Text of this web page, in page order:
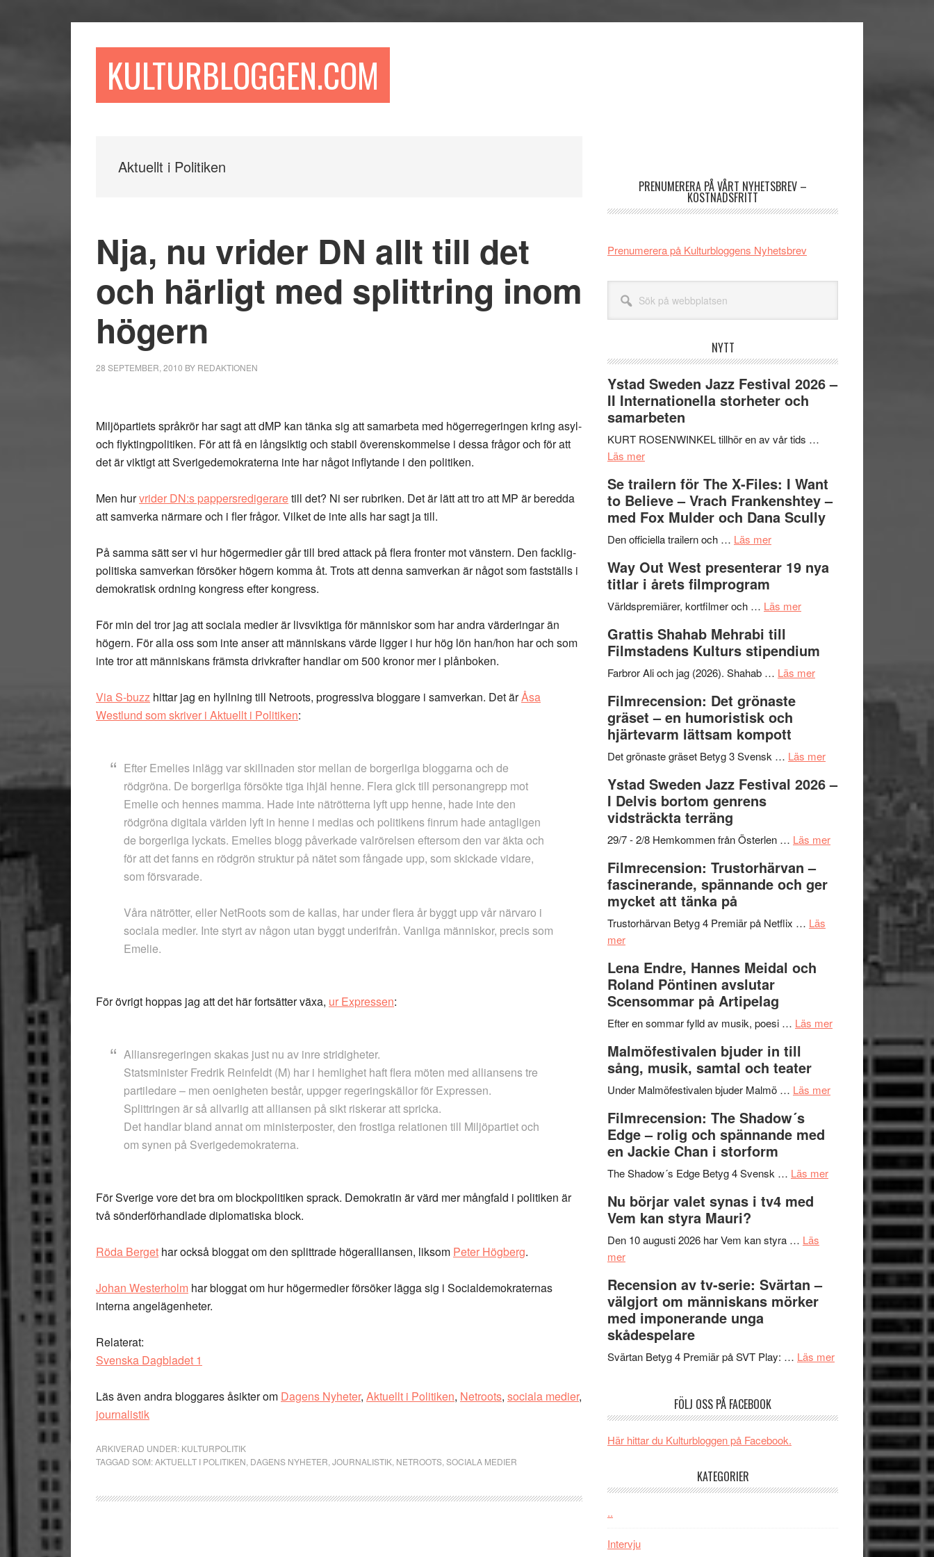
KULTURBLOGGEN.COM
Aktuellt i Politiken
Nja, nu vrider DN allt till det
och härligt med splittring inom
högern
28 SEPTEMBER, 2010 BY REDAKTIONEN
Miljöpartiets språkrör har sagt att dMP kan tänka sig att samarbeta med högerregeringen kring asyl-
och flyktingpolitiken. För att få en långsiktig och stabil överenskommelse i dessa frågor och för att
det är viktigt att Sverigedemokraterna inte har något inflytande i den politiken.
Men hurvrider DN:s pappersredigeraretill det? Ni ser rubriken. Det är lätt att tro att MP är beredda
att samverka närmare och i fler frågor. Vilket de inte alls har sagt ja till.
På samma sätt ser vi hur högermedier går till bred attack på flera fronter mot vänstern. Den facklig-
politiska samverkan försöker högern komma åt. Trots att denna samverkan är något som fastställs i
demokratisk ordning kongress efter kongress.
För min del tror jag att sociala medier är livsviktiga för människor som har andra värderingar än
högern. För alla oss som inte anser att människans värde ligger i hur hög lön han/hon har och som
inte tror att människans främsta drivkrafter handlar om 500 kronor mer i plånboken.
Via S-buzz hittar jag en hyllning till Netroots, progressiva bloggare i samverkan. Det ärÅsa
Westlund som skriver i Aktuellt i Politiken:
Efter Emelies inlägg var skillnaden stor mellan de borgerliga bloggarna och de
rödgröna. De borgerliga försökte tiga ihjäl henne. Flera gick till personangrepp mot
Emelie och hennes mamma. Hade inte nätrötterna lyft upp henne, hade inte den
rödgröna digitala världen lyft in henne i medias och politikens finrum hade antagligen
de borgerliga lyckats. Emelies blogg påverkade valrörelsen eftersom den var äkta och
för att det fanns en rödgrön struktur på nätet som fångade upp, som skickade vidare,
som försvarade.
Våra nätrötter, eller NetRoots som de kallas, har under flera år byggt upp vår närvaro i
sociala medier. Inte styrt av någon utan byggt underifrån. Vanliga människor, precis som
Emelie.
För övrigt hoppas jag att det här fortsätter växa, ur Expressen:
Alliansregeringen skakas just nu av inre stridigheter.
Statsminister Fredrik Reinfeldt (M) har i hemlighet haft flera möten med alliansens tre
partiledare – men oenigheten består, uppger regeringskällor för Expressen.
Splittringen är så allvarlig att alliansen på sikt riskerar att spricka.
Det handlar bland annat om ministerposter, den frostiga relationen till Miljöpartiet och
om synen på Sverigedemokraterna.
För Sverige vore det bra om blockpolitiken sprack. Demokratin är värd mer mångfald i politiken är
två sönderförhandlade diplomatiska block.
Röda Berget har också bloggat om den splittrade högeralliansen, liksom Peter Högberg.
Johan Westerholm har bloggat om hur högermedier försöker lägga sig i Socialdemokraternas
interna angelägenheter.
Relaterat:
Svenska Dagbladet 1
Läs även andra bloggares åsikter om Dagens Nyheter, Aktuellt i Politiken, Netroots, sociala medier,
journalistik
ARKIVERAD UNDER: KULTURPOLITIK
TAGGAD SOM:AKTUELLT I POLITIKEN DAGENS NYHETER JOURNALISTIK NETROOTS SOCIALA MEDIER
PRENUMERERA PÅ VÅRT NYHETSBREV –
KOSTNADSFRITT
Prenumerera på Kulturbloggens Nyhetsbrev
webbplatsen
NYTT
Ystad Sweden Jazz Festival 2026 –
II Internationella storheter och
samarbeten
KURT ROSENWINKEL tillhör en av vår tids …
Läs merom
Sweden
Jazz
Festival
2026
II
Internationella
storheter
samarbeten
Se trailern för The X-Files: I Want
to Believe – Vrach Frankenshtey –
med Fox Mulder och Dana Scully
Den officiella trailern och … Läs merom
trailern
The
Files:
I
Want
Believe
–
Vrach
Frankenshtey
med
och
Scully
Way Out West presenterar 19 nya
titlar i årets filmprogram
Världspremiärer, kortfilmer och … Läs merom
West
presenterar
årets
Grattis Shahab Mehrabi till
Filmstadens Kulturs stipendium
Farbror Ali och jag (2026). Shahab … Läs merom
Filmstadens
stipendium
Filmrecension: Det grönaste
gräset – en humoristisk och
hjärtevarm lättsam kompott
Det grönaste gräset Betyg 3 Svensk … Läs merom
Det
–
och
Ystad Sweden Jazz Festival 2026 –
I Delvis bortom genrens
vidsträckta terräng
29/7 - 2/8 Hemkommen från Österlen … Läs merom
vidsträckta
Filmrecension: Trustorhärvan –
fascinerande, spännande och ger
mycket att tänka på
Trustorhärvan Betyg 4 Premiär på Netflix … Läs
merom
Trustorhärvan
–
fascinerande,
spännande
ger
mycket
att
på
Lena Endre, Hannes Meidal och
Roland Pöntinen avslutar
Scensommar på Artipelag
Efter en sommar fylld av musik, poesi … Läs merom
Hannes
Roland
avslutar
Scensommar
Artipelag
Malmöfestivalen bjuder in till
sång, musik, samtal och teater
Under Malmöfestivalen bjuder Malmö … Läs merom
Malmöfestivalen
Filmrecension: The Shadow´s
Edge – rolig och spännande med
en Jackie Chan i storform
The Shadow´s Edge Betyg 4 Svensk … Läs merom
Filmrecension:
Shadow
spännande
en
storform
Nu börjar valet synas i tv4 med
Vem kan styra Mauri?
Den 10 augusti 2026 har Vem kan styra … Läs
merom
börjar
valet
synas
i
tv4
styra
Mauri?
Recension av tv-serie: Svärtan –
välgjort om människans mörker
med imponerande unga
skådespelare
Svärtan Betyg 4 Premiär på SVT Play: … Läs merom
serie:
Svärtan
välgjort
om
människans
mörker
FÖLJ OSS PÅ FACEBOOK
Här hittar du Kulturbloggen på Facebook.
KATEGORIER
..
Intervju